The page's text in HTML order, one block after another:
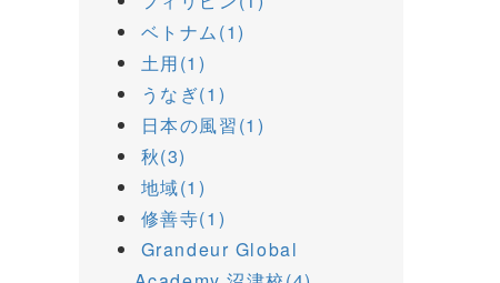
ベトナム(1)
土用(1)
うなぎ(1)
日本の風習(1)
秋(3)
地域(1)
修善寺(1)
Grandeur Global